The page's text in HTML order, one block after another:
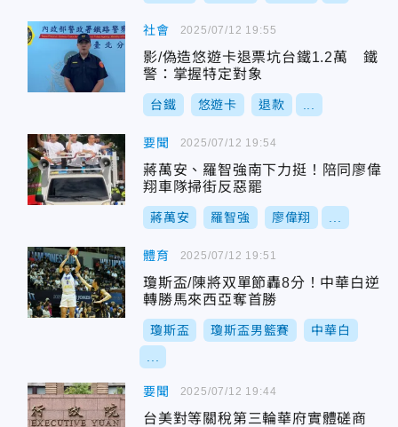
社會
影/偽造悠遊卡退票坑台鐵1.2萬 鐵
警：掌握特定對象
台鐵 悠遊卡 退款
2025/07/12 19:55
要聞
蔣萬安、羅智強南下力挺！陪同廖偉
翔車隊掃街反惡罷
蔣萬安 羅智強 廖偉翔
2025/07/12 19:54
體育
瓊斯盃/陳將双單節轟8分！中華白逆
轉勝馬來西亞奪首勝
瓊斯盃 瓊斯盃男籃賽 中華白
2025/07/12 19:51
要聞
台美對等關稅第三輪華府實體磋商
2025/07/12 19:44